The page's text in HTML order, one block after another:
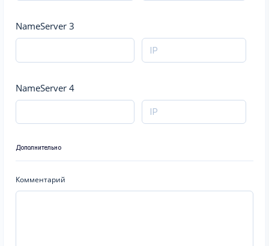
NameServer 3
NameServer 4
Дополнительно
Комментарий